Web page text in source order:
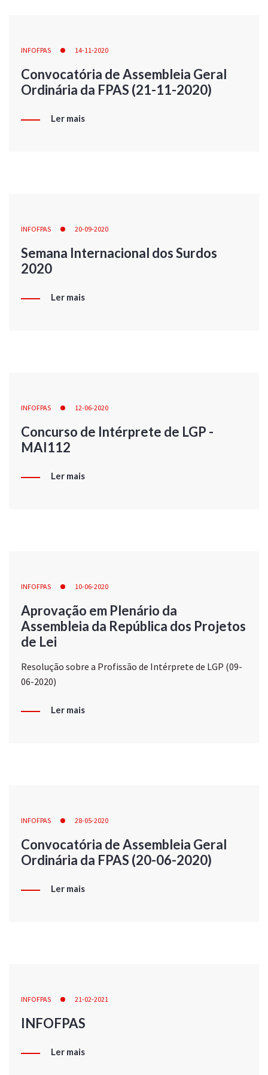
INFOFPAS 14-11-2020
Convocatória de Assembleia Geral
Ordinária da FPAS (21-11-2020)
Ler mais
INFOFPAS 20-09-2020
Semana Internacional dos Surdos
2020
Ler mais
INFOFPAS 12-06-2020
Concurso de Intérprete de LGP -
MAI112
Ler mais
INFOFPAS 10-06-2020
Aprovação em Plenário da
Assembleia da República dos Projetos
de Lei
Resolução sobre a Profissão de Intérprete de LGP (09-
06-2020)
Ler mais
INFOFPAS 28-05-2020
Convocatória de Assembleia Geral
Ordinária da FPAS (20-06-2020)
Ler mais
INFOFPAS 21-02-2021
INFOFPAS
Ler mais